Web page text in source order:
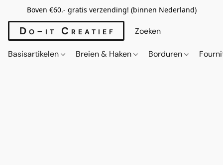
Boven €60.- gratis verzending! (binnen Nederland)
Do-it Creatief
Basisartikelen Breien & Haken Borduren